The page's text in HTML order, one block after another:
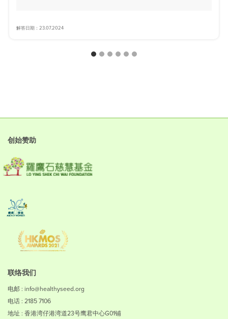
解答日期：23.07.2024
创始赞助
联络我们
电邮 : info@healthyseed.org
电话 : 2185 7106
地址 : 香港湾仔港湾道23号鹰君中心G01铺